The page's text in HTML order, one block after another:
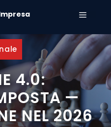
4.0:
—
NEL 2026